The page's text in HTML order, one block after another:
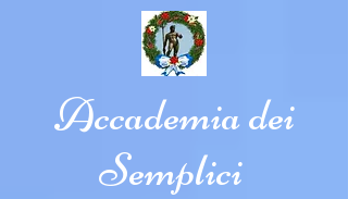
Accademia dei
Semplici